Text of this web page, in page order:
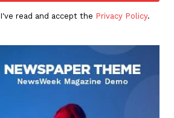
I've read and accept the Privacy Policy.